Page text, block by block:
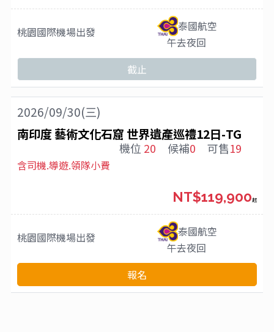
桃園國際機場出發
泰國航空
午去夜回
截止
2026/09/30(三)
南印度 藝術文化石窟 世界遺產巡禮12日-TG
機位 20 候補0 可售19
含司機.導遊.領隊小費
桃園國際機場出發
泰國航空
午去夜回
NT$119,900起
報名